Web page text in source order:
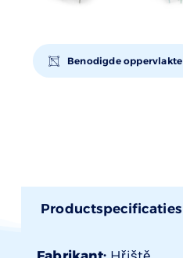
Benodigde oppervlakte
Productspecificaties